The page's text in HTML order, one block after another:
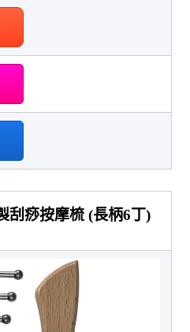
刮痧按摩梳 (長柄6丁)